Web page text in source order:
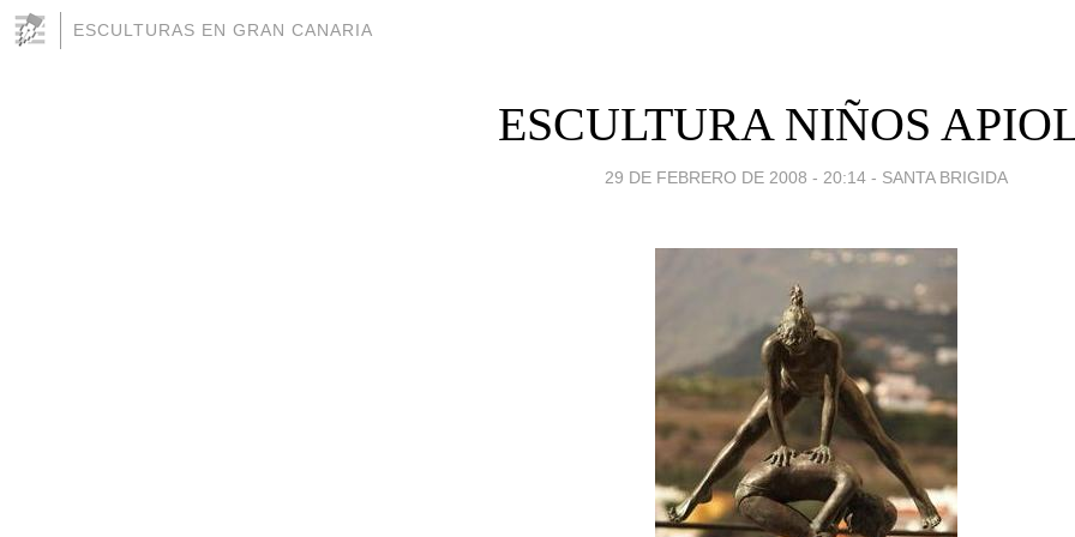
ESCULTURAS EN GRAN CANARIA
ESCULTURA NIÑOS
29 DE FEBRERO DE 2008 - 20:14 - SANTA BRIGIDA